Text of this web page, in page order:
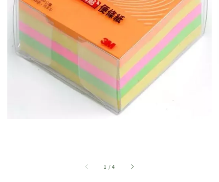
1 /4